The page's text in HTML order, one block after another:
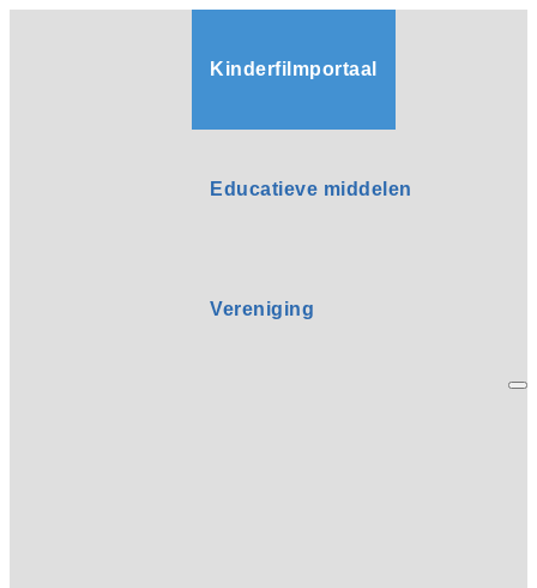
Kinderfilmportaal
Educatieve middelen
Vereniging